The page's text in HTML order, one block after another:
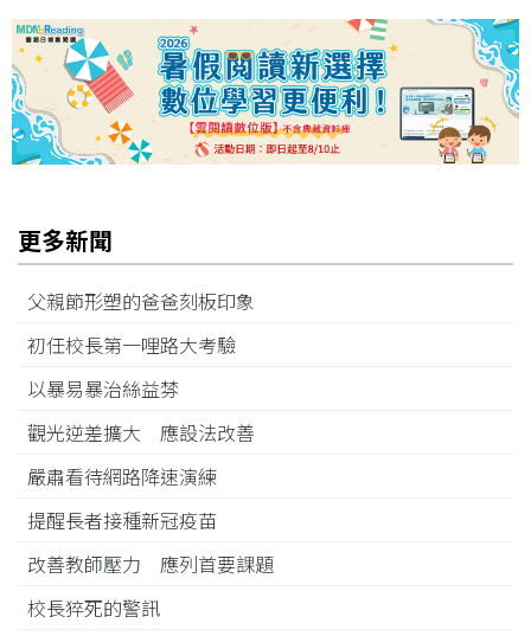
更多新聞
父親節形塑的爸爸刻板印象
初任校長第一哩路大考驗
以暴易暴治絲益棼
觀光逆差擴大 應設法改善
嚴肅看待網路降速演練
提醒長者接種新冠疫苗
改善教師壓力 應列首要課題
校長猝死的警訊